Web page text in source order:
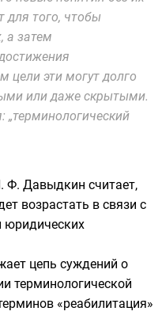
для того, чтобы
а затем
цели эти могут долго
или даже скрытыми.
Ф. Давыдкин считает,
возрастать в связи с
юридических
цепь суждений о
терминологической
«реабилитация»